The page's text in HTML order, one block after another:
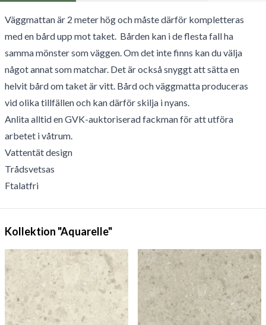
Väggmattan är 2 meter hög och måste därför kompletteras
med en bård upp mot taket. Bården kan i de flesta fall ha
samma mönster som väggen. Om det inte finns kan du välja
något annat som matchar. Det är också snyggt att sätta en
helvit bård om taket är vitt. Bård och väggmatta produceras
vid olika tillfällen och kan därför skilja i nyans.
Anlita alltid en GVK-auktoriserad fackman för att utföra
arbetet i våtrum.
Vattentät design
Trådsvetsas
Ftalatfri
Kollektion "Aquarelle"